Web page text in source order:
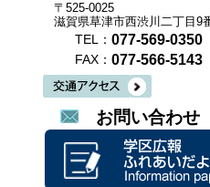
〒525-0025
滋賀県草津市西渋川二丁目9
TEL： 077-569-0350
FAX： 077-566-5143
お問い合わせ